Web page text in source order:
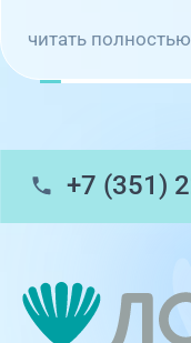
читать полностью
+7 (351)